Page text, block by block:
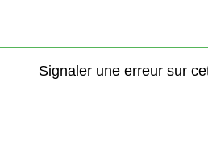
Signaler une erreur sur